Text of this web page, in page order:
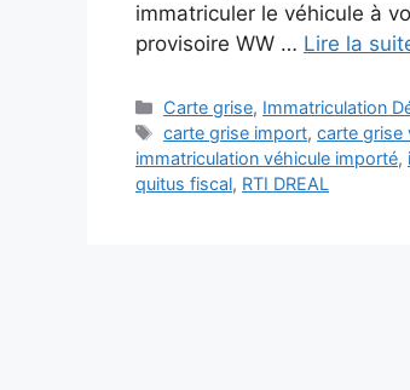
immatriculer le véhicule à
provisoire WW … Lire la
Catégories
Carte grise, Immatriculation
Étiquettes
carte grise import,carte grise
immatriculation véhicule importé,
quitus fiscal, RTI DREAL